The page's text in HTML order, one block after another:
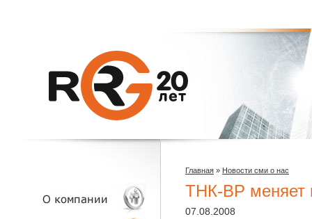
Главная » Новости сми о нас
ТНК-ВР меняет
07.08.2008